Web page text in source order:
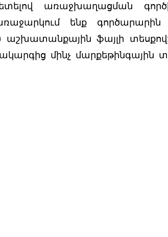
առաջխաղացման
ենք գործարարին
ֆայլի
մինչ մարքեթինգային